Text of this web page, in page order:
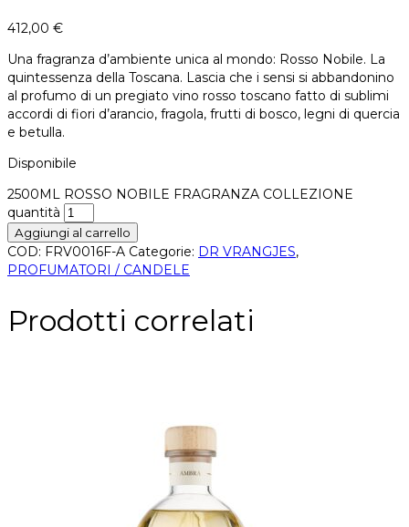
412,00 €
Una fragranza d’ambiente unica al mondo: Rosso Nobile. La
quintessenza della Toscana. Lascia che i sensi si abbandonino
al profumo di un pregiato vino rosso toscano fatto di sublimi
accordi di fiori d’arancio, fragola, frutti di bosco, legni di quercia
e betulla.
Disponibile
2500ML ROSSO NOBILE FRAGRANZA COLLEZIONE
quantità
Aggiungi al carrello
COD: FRV0016F-A Categorie: DR VRANGJES,
PROFUMATORI / CANDELE
Prodotti correlati